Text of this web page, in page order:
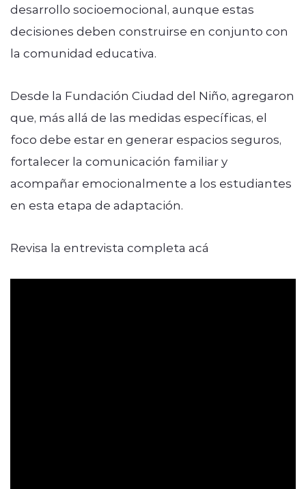
desarrollo socioemocional, aunque estas
decisiones deben construirse en conjunto con
la comunidad educativa.
Desde la Fundación Ciudad del Niño, agregaron
que, más allá de las medidas específicas, el
foco debe estar en generar espacios seguros,
fortalecer la comunicación familiar y
acompañar emocionalmente a los estudiantes
en esta etapa de adaptación.
Revisa la entrevista completa acá